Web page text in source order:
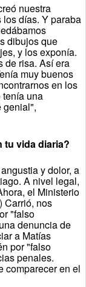
nuestra
días. Y paraba
dibujos que
y los exponía.
de risa. Así era
muy buenos
en los
tenía una
genial",
tu vida diaria?
y dolor, a
A nivel legal,
el Ministerio
Carrió, nos
"falso
denuncia de
a Matías
por "falso
penales.
comparecer en el